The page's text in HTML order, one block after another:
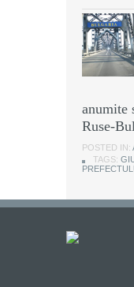
anumite
Ruse-
POSTED IN:
TAGS: